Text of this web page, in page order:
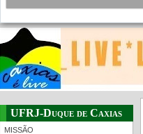
UFRJ-Duque de Caxias
MISSÃO